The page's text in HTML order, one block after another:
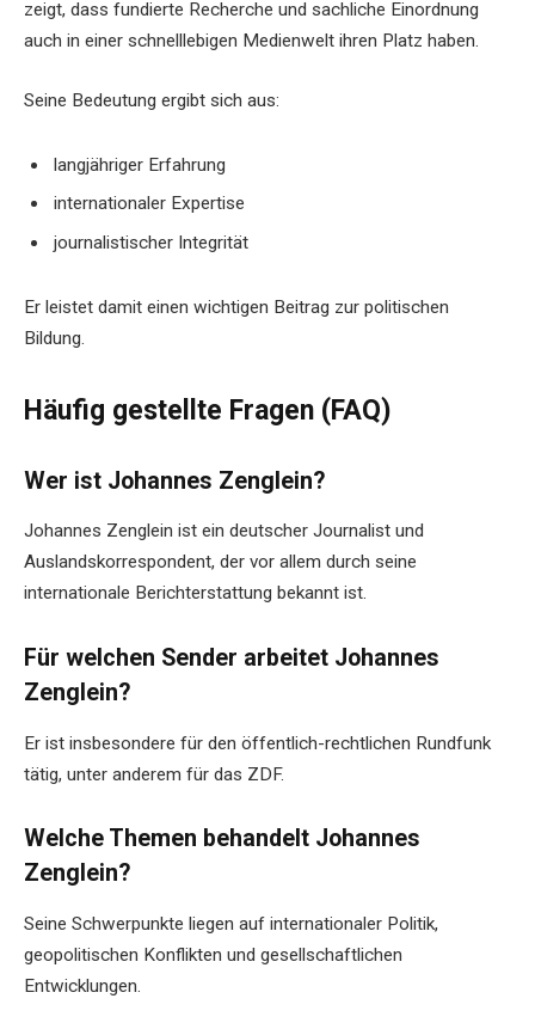
zeigt, dass fundierte Recherche und sachliche Einordnung
auch in einer schnelllebigen Medienwelt ihren Platz haben.
Seine Bedeutung ergibt sich aus:
langjähriger Erfahrung
internationaler Expertise
journalistischer Integrität
Er leistet damit einen wichtigen Beitrag zur politischen
Bildung.
Häufig gestellte Fragen (FAQ)
Wer ist Johannes Zenglein?
Johannes Zenglein ist ein deutscher Journalist und
Auslandskorrespondent, der vor allem durch seine
internationale Berichterstattung bekannt ist.
Für welchen Sender arbeitet Johannes
Zenglein?
Er ist insbesondere für den öffentlich-rechtlichen Rundfunk
tätig, unter anderem für das ZDF.
Welche Themen behandelt Johannes
Zenglein?
Seine Schwerpunkte liegen auf internationaler Politik,
geopolitischen Konflikten und gesellschaftlichen
Entwicklungen.